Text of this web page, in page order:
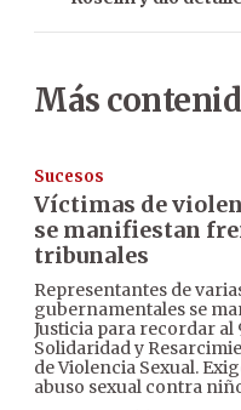
Más
Sucesos
Víctimas de
se manifiestan
tribunales
Representantes de
gubernamentales se
Justicia para recordar al
Solidaridad y
de Violencia Sexual.
abuso sexual contra